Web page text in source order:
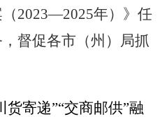
2023—2025年）》任
督促各市（州）局抓
货寄递”“交商邮供”融